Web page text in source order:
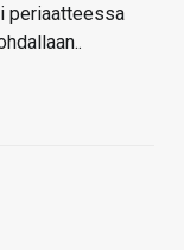
periaatteessa